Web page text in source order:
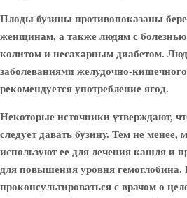
Плоды бузины противопоказаны
женщинам, а также людям с
колитом и несахарным диабетом.
заболеваниями желудочно-
рекомендуется употребление ягод.
Некоторые источники утверждают,
следует давать бузину. Тем не менее,
используют ее для лечения кашля и
для повышения уровня гемоглобина.
проконсультироваться с врачом о